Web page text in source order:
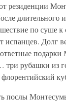
от резиденции
длительного
по суше к
испанцев. Долг
ответные
три рубашки из
послы